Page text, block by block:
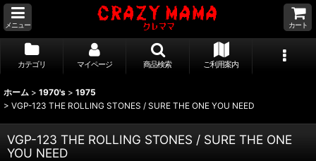
メニュー カート
カテゴリ マイページ 商品検索 ご利用案内
ホーム > 1970's > 1975
> VGP-123 THE ROLLING STONES / SURE THE ONE YOU NEED
VGP-123 THE ROLLING STONES / SURE THE ONE
YOU NEED